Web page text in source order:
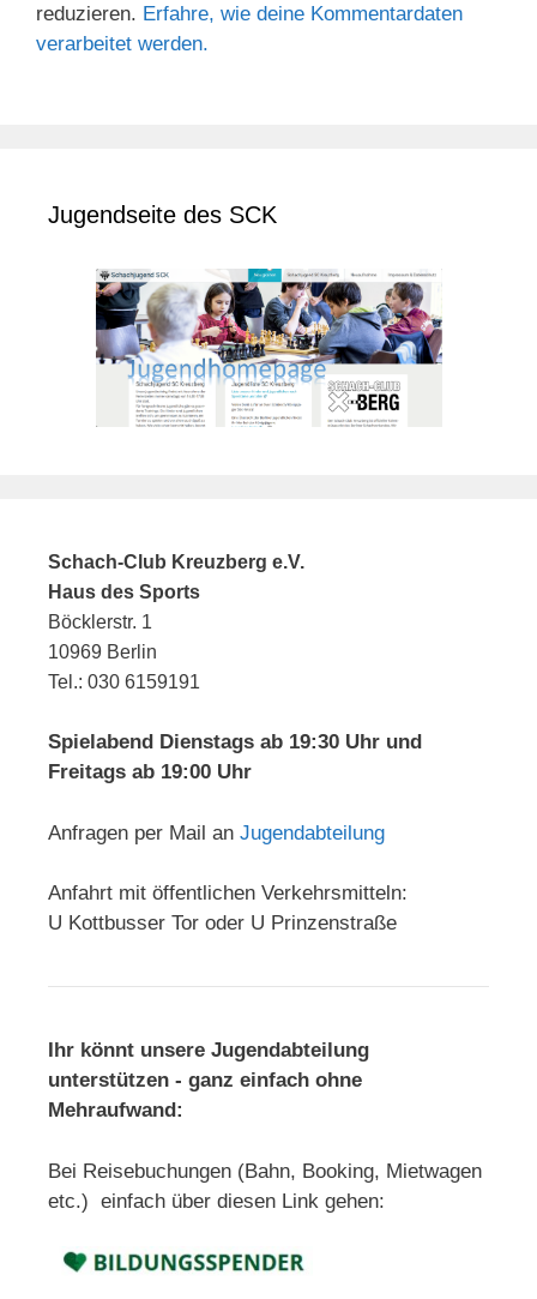
reduzieren. Erfahre, wie deine Kommentardaten
verarbeitet werden.
Jugendseite des SCK
Schach-Club Kreuzberg e.V.
Haus des Sports
Böcklerstr. 1
10969 Berlin
Tel.: 030 6159191
Spielabend Dienstags ab 19:30 Uhr und
Freitags ab 19:00 Uhr
Anfragen per Mail an Jugendabteilung
Anfahrt mit öffentlichen Verkehrsmitteln:
U Kottbusser Tor oder U Prinzenstraße
Ihr könnt unsere Jugendabteilung
unterstützen - ganz einfach ohne
Mehraufwand:
Bei Reisebuchungen (Bahn, Booking, Mietwagen
etc.) einfach über diesen Link gehen: